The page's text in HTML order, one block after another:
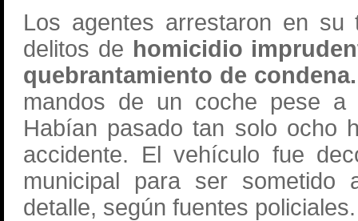
Los agentes arrestaron en su
delitos de homicidio
quebrantamiento de
mandos de un coche pese a
Habían pasado tan solo ocho
accidente. El vehículo fue
municipal para ser sometido
detalle, según fuentes policiales.